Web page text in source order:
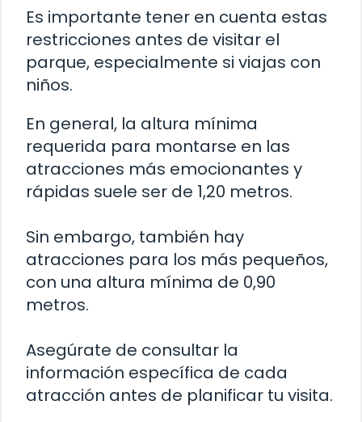
Es importante tener en cuenta estas
restricciones antes de visitar el
parque, especialmente si viajas con
niños.
En general, la altura mínima
requerida para montarse en las
atracciones más emocionantes y
rápidas suele ser de 1,20 metros.
Sin embargo, también hay
atracciones para los más pequeños,
con una altura mínima de 0,90
metros.
Asegúrate de consultar la
información específica de cada
atracción antes de planificar tu visita.